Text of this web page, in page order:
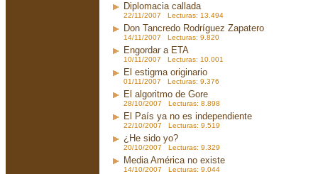
Diplomacia callada
22/11/2007 Lecturas: 13.494
Don Tancredo Rodríguez Zapatero
14/11/2007 Lecturas: 9.820
Engordar a ETA
10/11/2007 Lecturas: 10.001
El estigma originario
01/11/2007 Lecturas: 9.376
El algoritmo de Gore
28/10/2007 Lecturas: 8.898
El País ya no es independiente
22/10/2007 Lecturas: 9.519
¿He sido yo?
20/10/2007 Lecturas: 9.329
Media América no existe
14/10/2007 Lecturas: 9.044